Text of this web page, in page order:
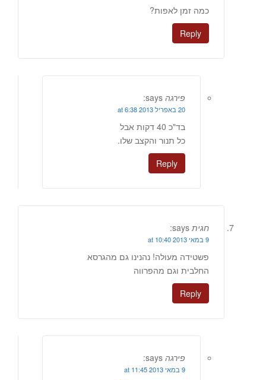
כמה זמן לאפות?
Reply
פירגה says:
20 באפריל 2013 at 6:38
בד"כ 40 דקות אבל
כל תנור והקצב שלו.
Reply
חגית says:
9 במאי 2013 at 10:40
פשטידה מעולה! נהנינו גם מהגרסא
החלבית וגם מהפרווה
Reply
פירגה says:
9 במאי 2013 at 11:45